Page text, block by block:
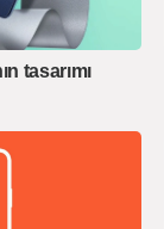
tasarımı